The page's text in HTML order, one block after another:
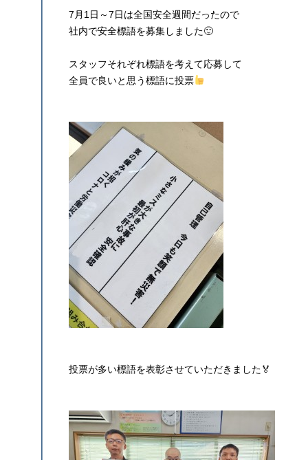
7月1日～7日は全国安全週間だったので
社内で安全標語を募集しました🙂
スタッフそれぞれ標語を考えて応募して
全員で良いと思う標語に投票
投票が多い標語を表彰させていただきました🏅